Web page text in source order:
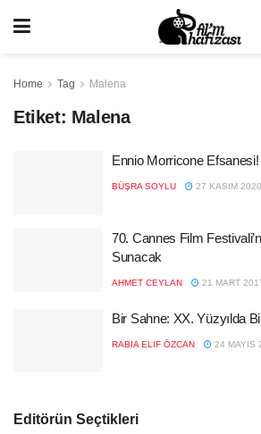
Home Tag Malena
Etiket: Malena
Ennio Morricone Efsanesi!
BÜŞRA SOYLU 27 KASIM 2020
70. Cannes Film
Sunacak
AHMET CEYLAN 21 MART
Bir Sahne: XX. Yüzyılda
RABIA ELIF ÖZCAN 24 MAYIS
Editörün Seçtikleri